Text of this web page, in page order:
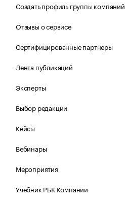
Создать профиль группы компаний
Отзывы о сервисе
Сертифицированные партнеры
Лента публикаций
Эксперты
Выбор редакции
Кейсы
Вебинары
Мероприятия
Учебник РБК Компании